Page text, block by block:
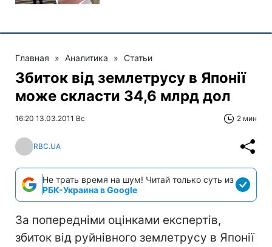
Главная » Аналитика » Статьи
Збиток від землетрусу в Японії
може скласти 34,6 млрд дол
16:20 13.03.2011 Вс 2 мин
RBC.UA
Не трать время на шум! Читай только суть из
РБК-Украина в Google
За попередніми оцінками експертів,
збиток від руйнівного землетрусу в Японії